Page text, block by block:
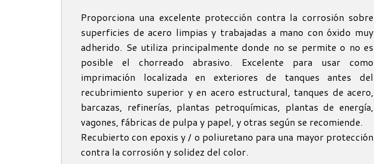
Proporciona una excelente protección contra la corrosión sobre
superficies de acero limpias y trabajadas a mano con óxido muy
adherido. Se utiliza principalmente donde no se permite o no es
posible el chorreado abrasivo. Excelente para usar como
imprimación localizada en exteriores de tanques antes del
recubrimiento superior y en acero estructural, tanques de acero,
barcazas, refinerías, plantas petroquímicas, plantas de energía,
vagones, fábricas de pulpa y papel, y otras según se recomiende.
Recubierto con epoxis y / o poliuretano para una mayor protección
contra la corrosión y solidez del color.